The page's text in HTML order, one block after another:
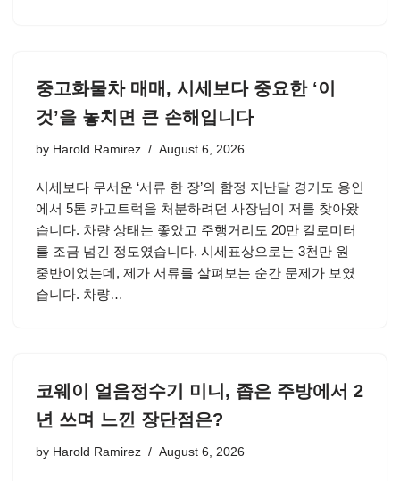
중고화물차 매매, 시세보다 중요한 ‘이
것’을 놓치면 큰 손해입니다
by Harold Ramirez August 6, 2026
시세보다 무서운 ‘서류 한 장’의 함정 지난달 경기도 용인
에서 5톤 카고트럭을 처분하려던 사장님이 저를 찾아왔
습니다. 차량 상태는 좋았고 주행거리도 20만 킬로미터
를 조금 넘긴 정도였습니다. 시세표상으로는 3천만 원
중반이었는데, 제가 서류를 살펴보는 순간 문제가 보였
습니다. 차량…
코웨이 얼음정수기 미니, 좁은 주방에서 2
년 쓰며 느낀 장단점은?
by Harold Ramirez August 6, 2026